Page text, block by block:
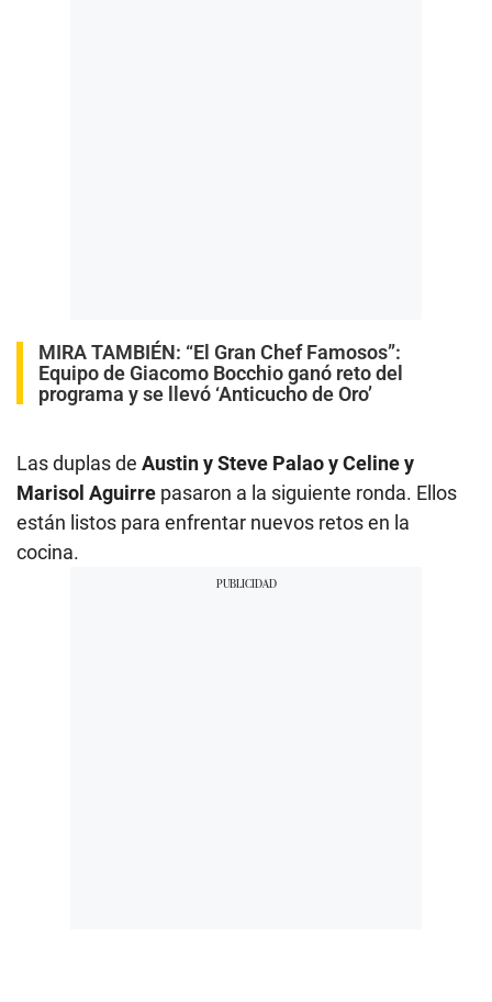
MIRA TAMBIÉN: “El Gran Chef Famosos”:
Equipo de Giacomo Bocchio ganó reto del
programa y se llevó ‘Anticucho de Oro’
Las duplas de Austin y Steve Palao y Celine y
Marisol Aguirre pasaron a la siguiente ronda. Ellos
están listos para enfrentar nuevos retos en la
cocina.